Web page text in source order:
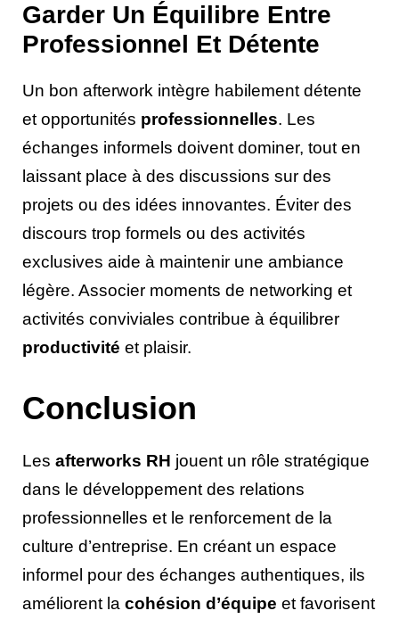
Garder Un Équilibre Entre
Professionnel Et Détente
Un bon afterwork intègre habilement détente
et opportunités professionnelles. Les
échanges informels doivent dominer, tout en
laissant place à des discussions sur des
projets ou des idées innovantes. Éviter des
discours trop formels ou des activités
exclusives aide à maintenir une ambiance
légère. Associer moments de networking et
activités conviviales contribue à équilibrer
productivité et plaisir.
Conclusion
Les afterworks RH jouent un rôle stratégique
dans le développement des relations
professionnelles et le renforcement de la
culture d’entreprise. En créant un espace
informel pour des échanges authentiques, ils
améliorent la cohésion d’équipe et favorisent